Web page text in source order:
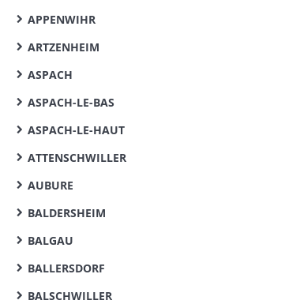
APPENWIHR
ARTZENHEIM
ASPACH
ASPACH-LE-BAS
ASPACH-LE-HAUT
ATTENSCHWILLER
AUBURE
BALDERSHEIM
BALGAU
BALLERSDORF
BALSCHWILLER